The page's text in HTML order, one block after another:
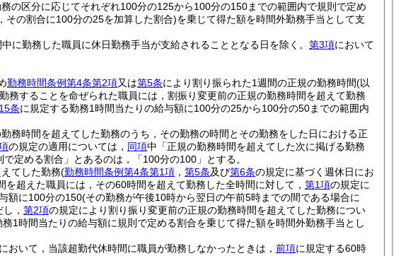
の区分に応じてそれぞれ100分の125から100分の150までの範囲内で規則で定め
その割合に100分の25を加算した割合)を乗じて得た額を時間外勤務手当として支
に勤務した職員に休日勤務手当が支給されることとなる日を除く。 第3項において
勤務時間条例第4条第2項又は第5条により割り振られた1週間の正規の勤務時間(以
務することを命ぜられた職員には，割振り変更前の正規の勤務時間を超えて勤務
条に規定する勤務1時間当たりの給与額に100分の25から100分の50までの範囲内
務時間を超えてした勤務のうち，その勤務の時間とその勤務をした日における正
の規定の適用については， 同項中「正規の勤務時間を超えてした次に掲げる勤務
定める割合」とあるのは，「100分の100」とする。
てした勤務(勤務時間条例第4条第1項 ， 第5条及び第6条の規定に基づく週休日にお
超えた職員には，その60時間を超えて勤務した全時間に対して， 第1項の規定に
額に100分の150(その勤務が午後10時から翌日の午前5時までの間である場合に
， 第2項の規定により割り振り変更前の正規の勤務時間を超えてした勤務につい
務1時間当たりの給与額に規則で定める割合を乗じて得た額を時間外勤務手当とし
おいて，当該超勤代休時間に職員が勤務しなかったときは， 前項に規定する60時